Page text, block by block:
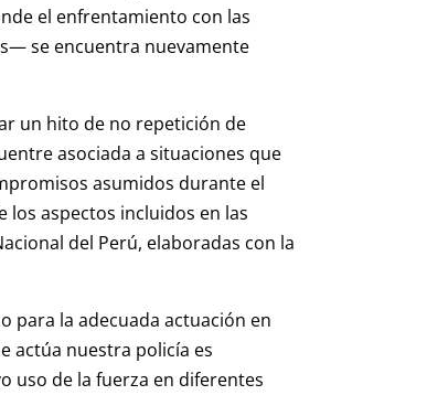
el enfrentamiento con las
se encuentra nuevamente
un hito de no repetición de
asociada a situaciones que
asumidos durante el
los aspectos incluidos en las
del Perú, elaboradas con la
para la adecuada actuación en
actúa nuestra policía es
uso de la fuerza en diferentes